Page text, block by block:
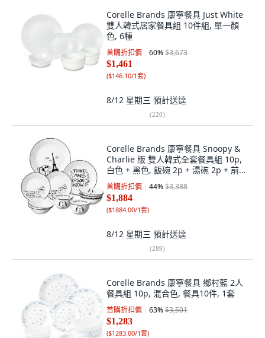
Corelle Brands 康寧餐具 Just White
雙人韓式居家餐具組 10件組, 單一顏
色, 6種
首購折扣價 60%$3,673
$1,461
($146.10/1套)
8/12 星期三 預計送達
(220)
Corelle Brands 康寧餐具 Snoopy &
Charlie 版 雙人韓式全套餐具組 10p,
白色 + 黑色, 飯碗 2p + 湯碗 2p + 前菜
盤 2p + 圓形小盤 2p + 圓形中盤 + 圓
形大盤, 1套
首購折扣價 44%$3,388
$1,884
($1884.00/1套)
8/12 星期三 預計送達
(289)
Corelle Brands 康寧餐具 鄉村藍 2人
餐具組 10p, 混合色, 餐具10件, 1套
首購折扣價 63%$3,501
$1,283
($1283.00/1套)